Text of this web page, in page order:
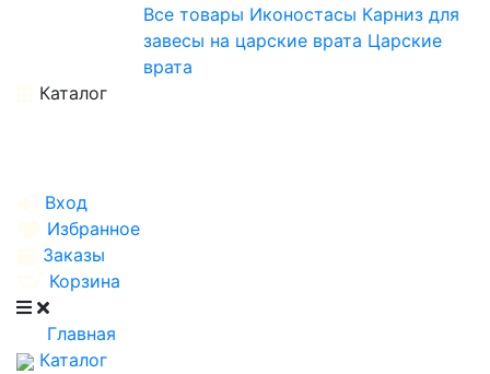
Все товары Иконостасы Карниз для
завесы на царские врата Царские
врата
Каталог
Вход
Избранное
Заказы
Корзина
Главная
Каталог